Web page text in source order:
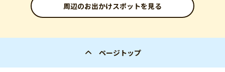
周辺のお出かけスポットを見る
ページトップ